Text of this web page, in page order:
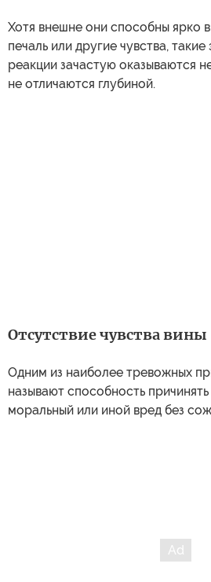
Хотя внешне они способны ярко
печаль или другие чувства,
реакции зачастую оказываются
не отличаются глубиной.
Отсутствие чувства вины
Одним из наиболее тревожных
называют способность
моральный или иной вред без